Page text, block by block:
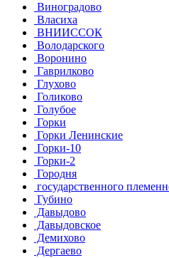
Виноградово
Власиха
ВНИИССОК
Володарского
Воронино
Гаврилково
Глухово
Голиково
Голубое
Горки
Горки Ленинские
Горки-10
Горки-2
Городня
государственного
Губино
Давыдово
Давыдовское
Демихово
Дергаево